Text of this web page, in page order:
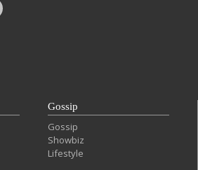
Gossip
Gossip
Showbiz
Lifestyle